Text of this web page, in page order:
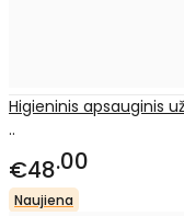
Higieninis apsauginis
..
€48 00
Naujiena